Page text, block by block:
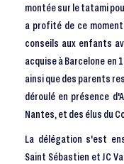
montée sur le tatami
a profité de ce
conseils aux enfants
acquise à Barcelone en
ainsi que des parents
déroulé en présence
Nantes, et des élus du
La délégation s'est
Saint Sébastien et JC